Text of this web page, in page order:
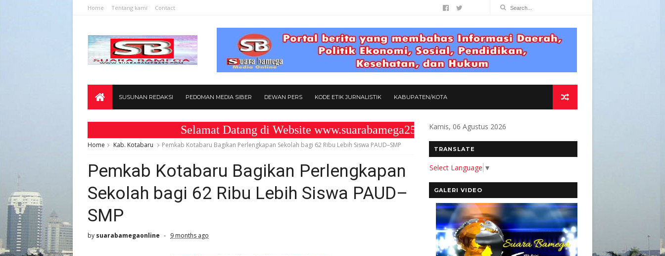
Home Tentang kami Contact
SUSUNAN REDAKSI PEDOMAN MEDIA SIBER DEWAN PERS KODE ETIK JURNALISTIK KABUPATEN/KOTA
Selamat Datang di Website www.suarabamega25.com " KOMITMEN KAMI MEMBANGUN MEDIA
Home Kab. Kotabaru Pemkab Kotabaru Bagikan Perlengkapan Sekolah bagi 62 Ribu Lebih Siswa PAUD–SMP
Pemkab Kotabaru Bagikan Perlengkapan
Sekolah bagi 62 Ribu Lebih Siswa PAUD–
SMP
by suarabamegaonline 9 months ago
Kamis, 06 Agustus 2026
TRANSLATE
Select Language ▼
GALERI VIDEO